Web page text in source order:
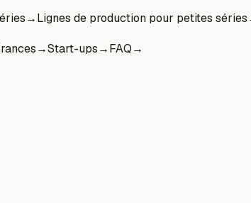
→Lignes de production pour petites séries
→Start-ups→FAQ→